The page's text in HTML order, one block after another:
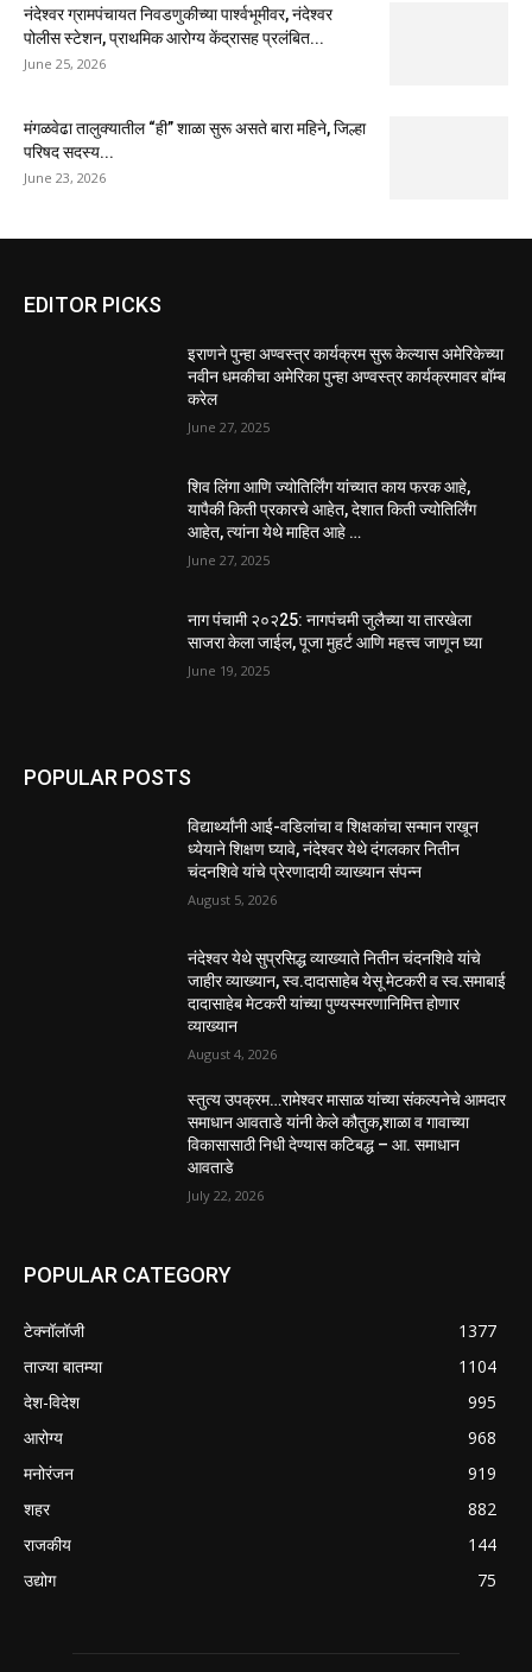
नंदेश्वर ग्रामपंचायत निवडणुकीच्या पार्श्वभूमीवर, नंदेश्वर
पोलीस स्टेशन, प्राथमिक आरोग्य केंद्रासह प्रलंबित...
June 25, 2026
मंगळवेढा तालुक्यातील “ही” शाळा सुरू असते बारा महिने, जिल्हा
परिषद सदस्य...
June 23, 2026
EDITOR PICKS
इराणने पुन्हा अण्वस्त्र कार्यक्रम सुरू केल्यास अमेरिकेच्या
नवीन धमकीचा अमेरिका पुन्हा अण्वस्त्र कार्यक्रमावर बॉम्ब
करेल
June 27, 2025
शिव लिंगा आणि ज्योतिर्लिंग यांच्यात काय फरक आहे,
यापैकी किती प्रकारचे आहेत, देशात किती ज्योतिर्लिंग
आहेत, त्यांना येथे माहित आहे …
June 27, 2025
नाग पंचामी २०२25: नागपंचमी जुलैच्या या तारखेला
साजरा केला जाईल, पूजा मुहर्ट आणि महत्त्व जाणून घ्या
June 19, 2025
POPULAR POSTS
विद्यार्थ्यांनी आई-वडिलांचा व शिक्षकांचा सन्मान राखून
ध्येयाने शिक्षण घ्यावे, नंदेश्वर येथे दंगलकार नितीन
चंदनशिवे यांचे प्रेरणादायी व्याख्यान संपन्न
August 5, 2026
नंदेश्वर येथे सुप्रसिद्ध व्याख्याते नितीन चंदनशिवे यांचे
जाहीर व्याख्यान, स्व.दादासाहेब येसू मेटकरी व स्व.समाबाई
दादासाहेब मेटकरी यांच्या पुण्यस्मरणानिमित्त होणार
व्याख्यान
August 4, 2026
स्तुत्य उपक्रम…रामेश्वर मासाळ यांच्या संकल्पनेचे आमदार
समाधान आवताडे यांनी केले कौतुक,शाळा व गावाच्या
विकासासाठी निधी देण्यास कटिबद्ध – आ. समाधान
आवताडे
July 22, 2026
POPULAR CATEGORY
टेक्नॉलॉजी
1377
ताज्या बातम्या
1104
देश-विदेश
995
आरोग्य
968
मनोरंजन
919
शहर
882
राजकीय
144
उद्योग
75